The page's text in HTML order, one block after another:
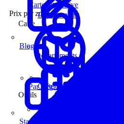
Carte interactive
Prix par zone
Par Région
Départements
Carte
Carte interactive
Outils
Départements
Blog
Statistiques